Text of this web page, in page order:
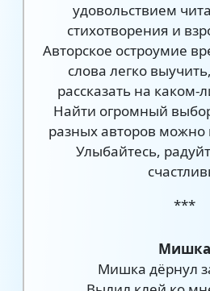
удовольствием
стихотворения и
Авторское остроумие
слова легко
рассказать на каком-
Найти огромный
разных авторов
Улыбайтесь,
***
Мишка
Мишка дёрнул